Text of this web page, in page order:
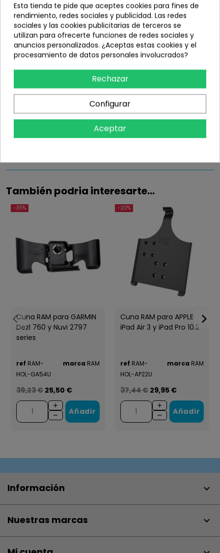
Añadir
shareCompartir
Información
Detalles del producto
También podria interesarte...
-35%
Cuna RAM para GARMIN
Dezl 760 y Nuvi 2797
series
ref RAM-
HOL-GA54U
marca RAM
39,23 € 25,50 €
Añadir
-20%
Cuna RAM para APPLE
iPad Air 3 y iPad Pro 10.5
ref RAM-
HOL-AP22U
marca RAM
37,44 € 29,95 €
Añadir
Información 
Nuestras marcas 
Esta tienda te pide que aceptes cookies para fines de
rendimiento, redes sociales y publicidad. Las redes
sociales y las cookies publicitarias de terceros se
utilizan para ofrecerte funciones de redes sociales y
anuncios personalizados. ¿Aceptas estas cookies y el
procesamiento de datos personales involucrados?
Rechazar
Configurar
Aceptar